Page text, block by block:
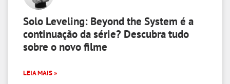
Solo Leveling: Beyond the System é a
continuação da série? Descubra tudo
sobre o novo filme
LEIA MAIS »